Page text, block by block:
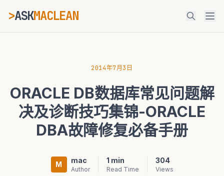
>ASKMACLEAN_
Ctrl+K
2014年7月3日
ORACLE DB数据库常见问题解
决及诊断技巧集锦-ORACLE
DBA故障修复必备手册
M mac
Author
1 min
Read Time
304
Views